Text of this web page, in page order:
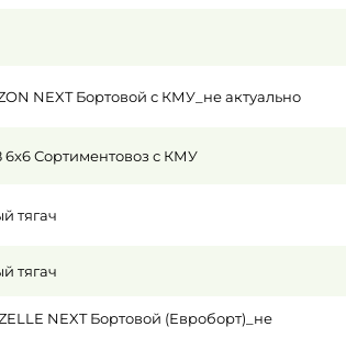
NEXT Бортовой с КМУ_не актуально
6x6 Сортиментовоз с КМУ
тягач
тягач
NEXT Бортовой (Евроборт)_не